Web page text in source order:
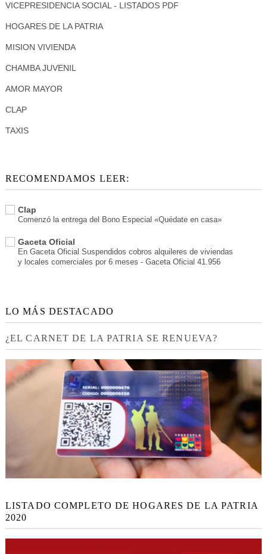
VICEPRESIDENCIA SOCIAL - LISTADOS PDF
HOGARES DE LA PATRIA
MISION VIVIENDA
CHAMBA JUVENIL
AMOR MAYOR
CLAP
TAXIS
RECOMENDAMOS LEER:
Clap
Comenzó la entrega del Bono Especial «Quédate en casa»
Gaceta Oficial
En Gaceta Oficial Suspendidos cobros alquileres de viviendas
y locales comerciales por 6 meses - Gaceta Oficial 41.956
LO MÁS DESTACADO
¿EL CARNET DE LA PATRIA SE RENUEVA?
LISTADO COMPLETO DE HOGARES DE LA PATRIA
2020